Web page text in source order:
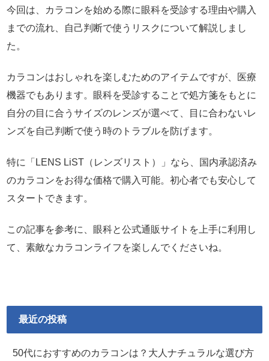
今回は、カラコンを始める際に眼科を受診する理由や購入
までの流れ、自己判断で使うリスクについて解説しまし
た。
カラコンはおしゃれを楽しむためのアイテムですが、医療
機器でもあります。眼科を受診することで処方箋をもとに
自分の目に合うサイズのレンズが選べて、目に合わないレ
ンズを自己判断で使う時のトラブルを防げます。
特に「LENS LiST（レンズリスト）」なら、国内承認済み
のカラコンをお得な価格で購入可能。初心者でも安心して
スタートできます。
この記事を参考に、眼科と公式通販サイトを上手に利用し
て、素敵なカラコンライフを楽しんでくださいね。
最近の投稿
50代におすすめのカラコンは？大人ナチュラルな選び方